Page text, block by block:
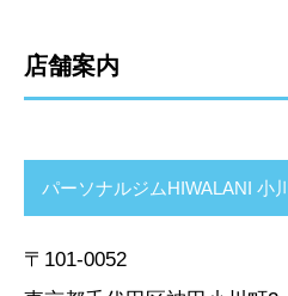
店舗案内
パーソナルジムHIWALANI 小
〒101-0052